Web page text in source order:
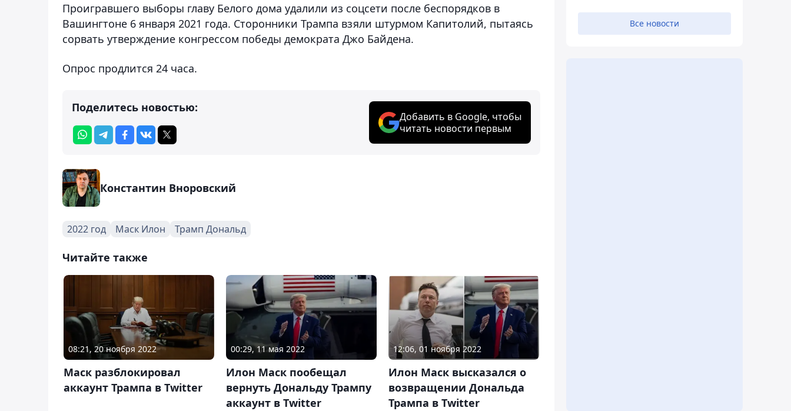
Проигравшего выборы главу Белого дома удалили из соцсети после беспорядков в
Вашингтоне 6 января 2021 года. Сторонники Трампа взяли штурмом Капитолий, пытаясь
сорвать утверждение конгрессом победы демократа Джо Байдена.
Опрос продлится 24 часа.
Поделитесь новостью:
Добавить в Google, чтобы
читать новости первым
Константин Вноровский
2022 год Маск Илон Трамп Дональд
Читайте также
08:21, 20 ноября 2022
Маск разблокировал
аккаунт Трампа в Twitter
00:29, 11 мая 2022
Илон Маск пообещал
вернуть Дональду Трампу
аккаунт в Twitter
12:06, 01 ноября 2022
Илон Маск высказался о
возвращении Дональда
Трампа в Twitter
Все новости